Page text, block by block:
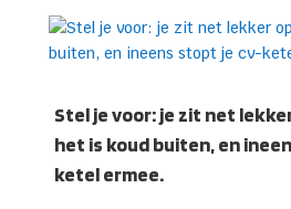
Stel je voor: je zit net
het is koud buiten, en
ketel ermee.